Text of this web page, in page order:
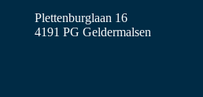
Plettenburglaan 16
4191 PG Geldermalsen